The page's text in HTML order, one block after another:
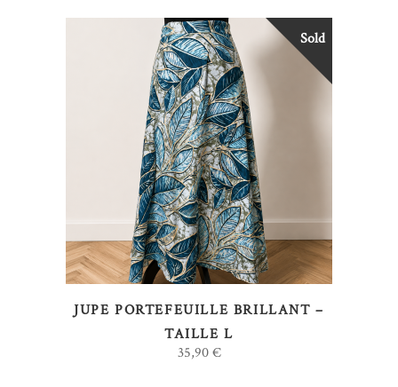
Sold
LIRE LA SUITE
JUPE PORTEFEUILLE BRILLANT –
TAILLE L
35,90€